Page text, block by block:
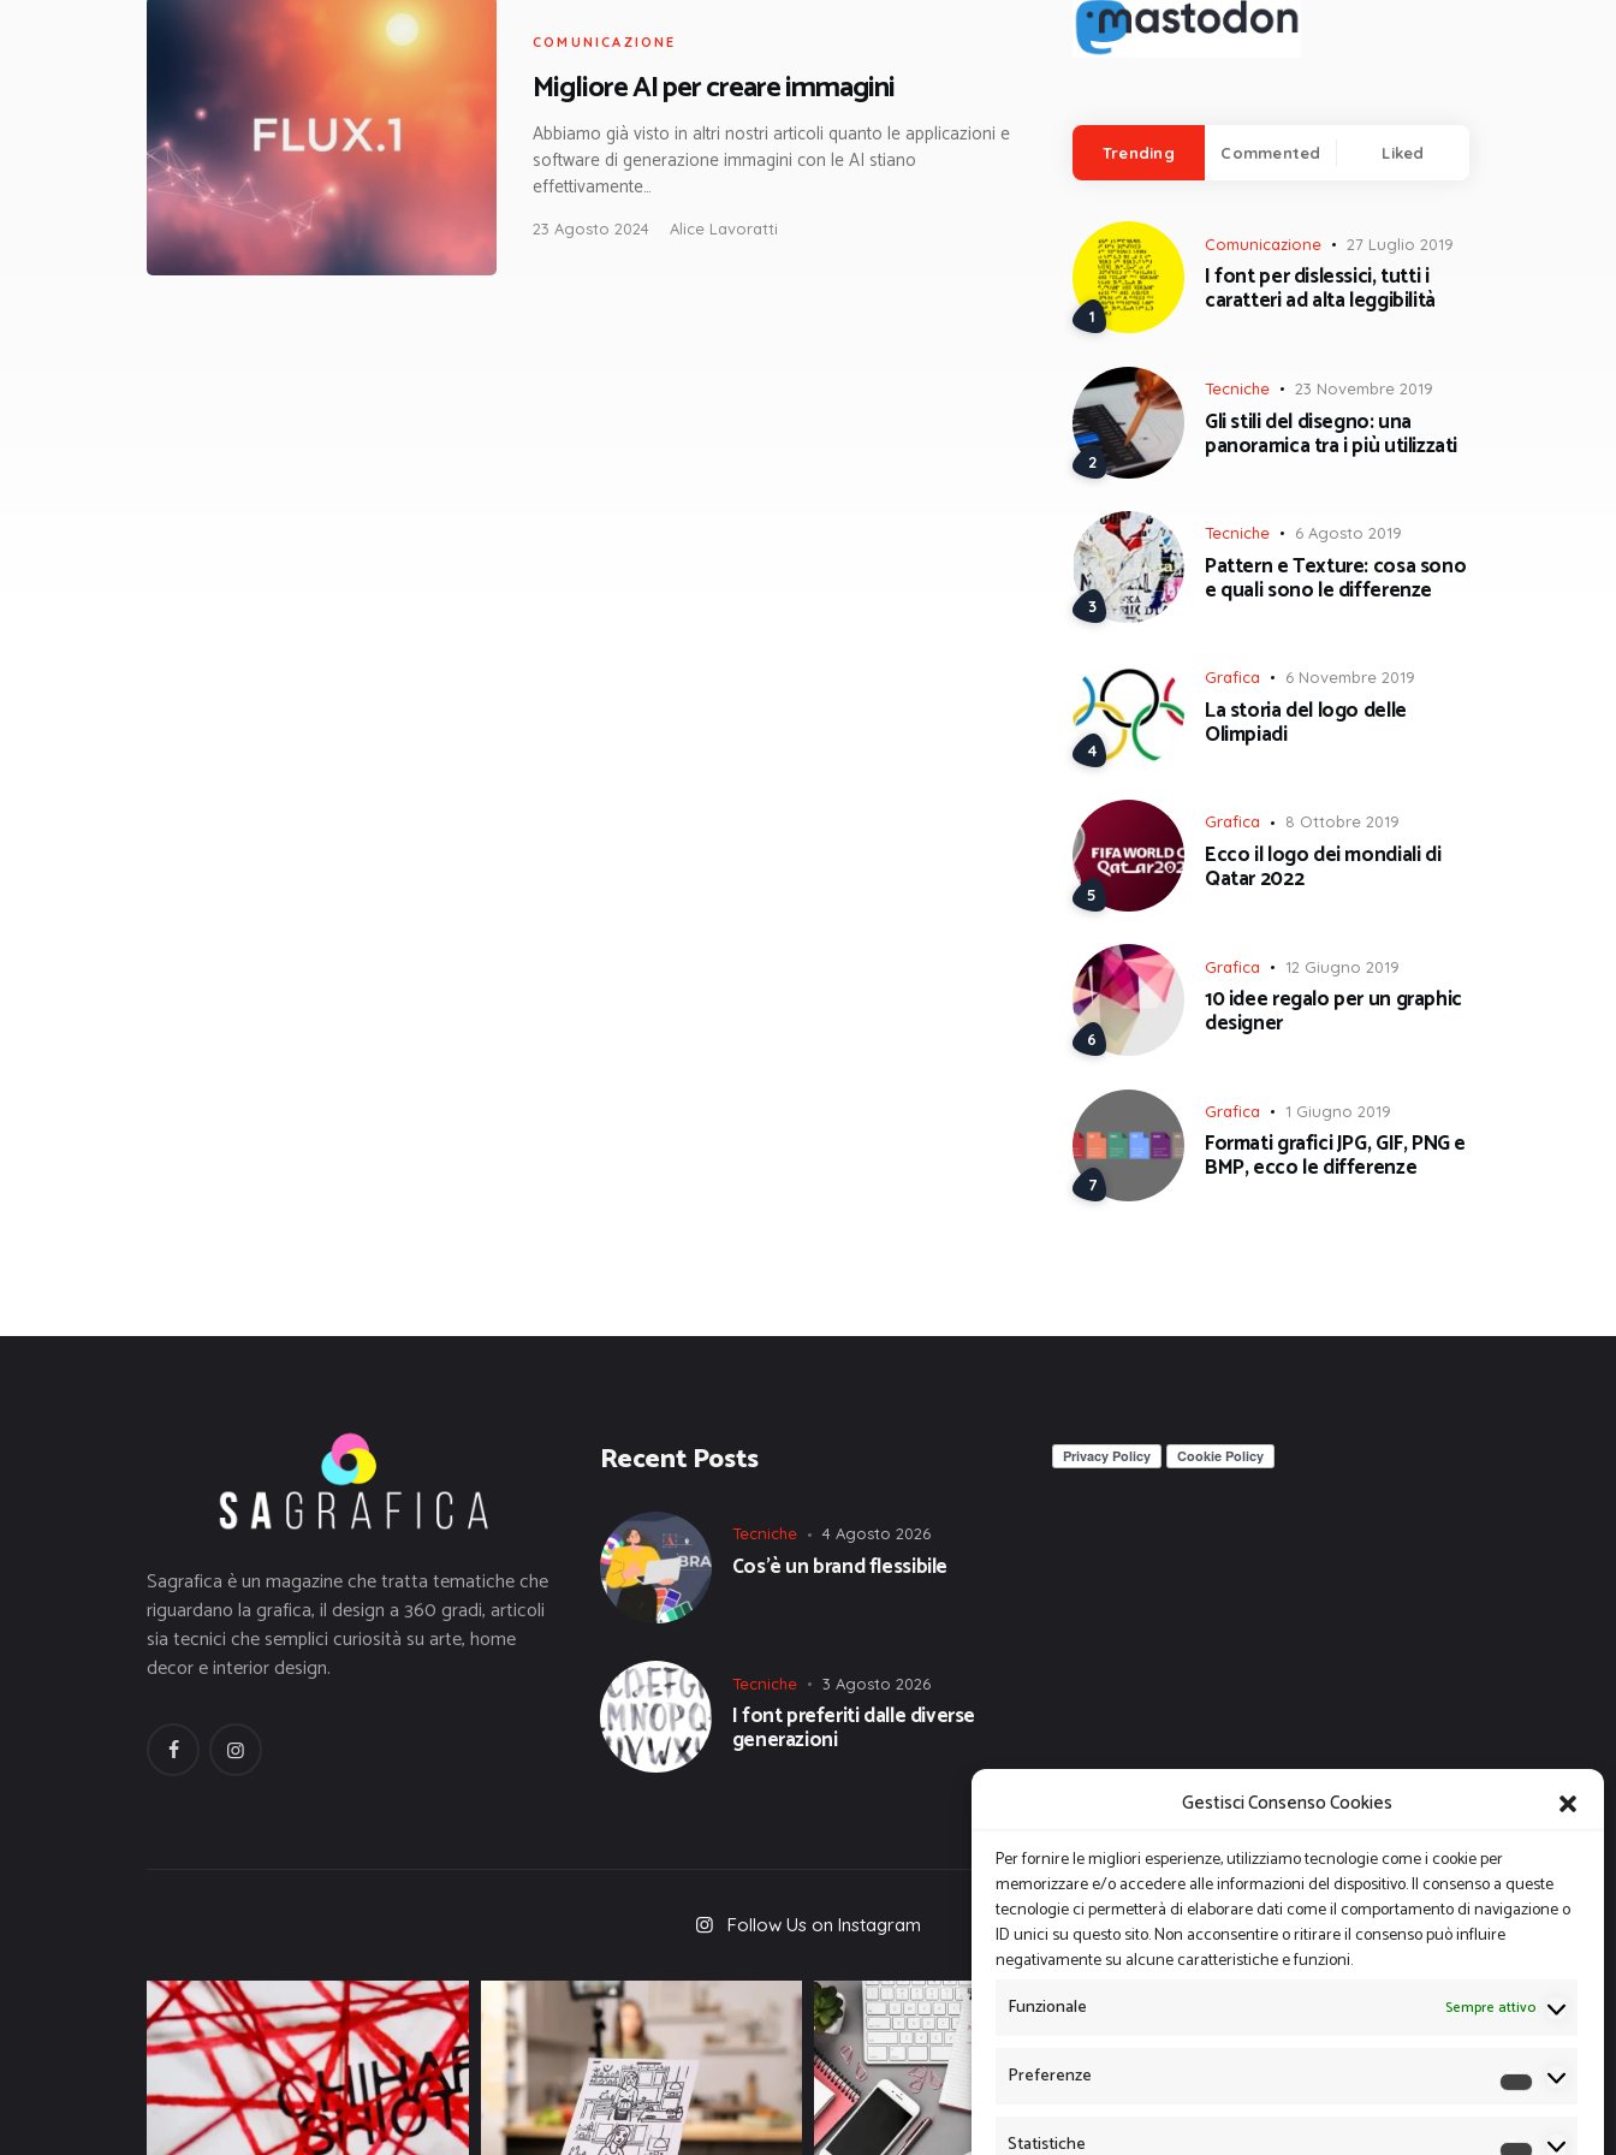
Gestisci Consenso Cookies
Per fornire le migliori esperienze, utilizziamo tecnologie come i cookie per
memorizzare e/o accedere alle informazioni del dispositivo. Il consenso a queste
tecnologie ci permetterà di elaborare dati come il comportamento di navigazione o
ID unici su questo sito. Non acconsentire o ritirare il consenso può influire
negativamente su alcune caratteristiche e funzioni.
Funzionale
Sempre attivo
Preferenze
Statistiche
COMUNICAZIONE
Migliore AI per creare immagini
Abbiamo già visto in altri nostri articoli quanto le applicazioni e
software di generazione immagini con le AI stiano
effettivamente…
23 Agosto 2024 Alice Lavoratti
Trending Commented Liked
Comunicazione 27 Luglio 2019
I font per dislessici, tutti i
caratteri ad alta leggibilità
Tecniche 23 Novembre 2019
Gli stili del disegno: una
panoramica tra i più utilizzati
Tecniche 6 Agosto 2019
Pattern e Texture: cosa sono
e quali sono le differenze
Grafica 6 Novembre 2019
La storia del logo delle
Olimpiadi
Grafica 8 Ottobre 2019
Ecco il logo dei mondiali di
Qatar 2022
Grafica 12 Giugno 2019
10 idee regalo per un graphic
designer
Grafica 1 Giugno 2019
Formati grafici JPG, GIF, PNG e
BMP, ecco le differenze
Sagrafica è un magazine che tratta tematiche che
riguardano la grafica, il design a 360 gradi, articoli
sia tecnici che semplici curiosità su arte, home
decor e interior design.
Recent Posts
Tecniche 4 Agosto 2026
Cos’è un brand flessibile
Tecniche 3 Agosto 2026
I font preferiti dalle diverse
generazioni
Follow Us on Instagram